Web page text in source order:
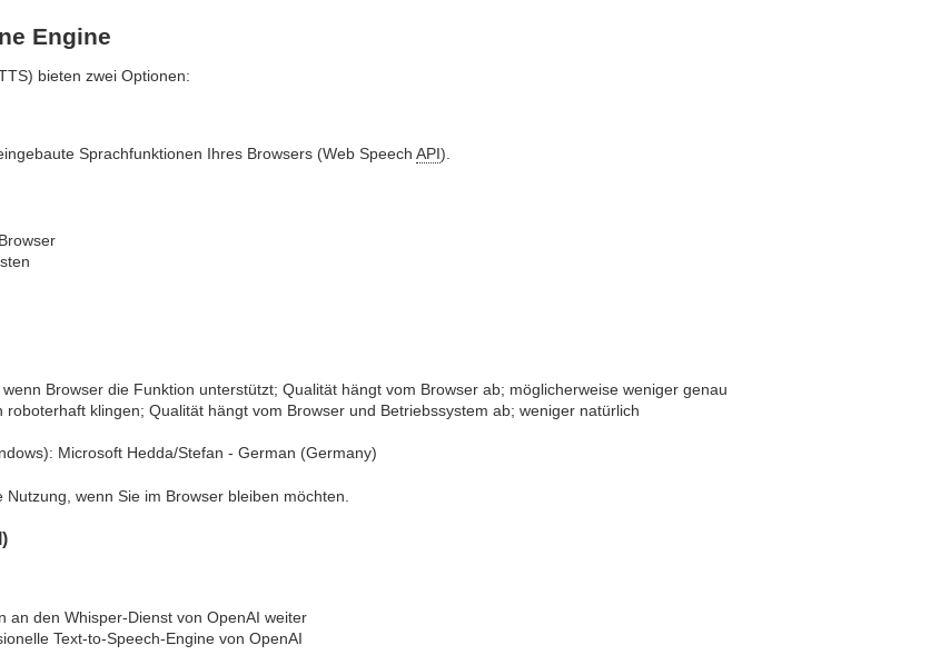
Engine
bieten zwei Optionen:
Sprachfunktionen Ihres Browsers (Web Speech API).
Browser die Funktion unterstützt; Qualität hängt vom Browser ab; möglicherweise weniger genau
roboterhaft klingen; Qualität hängt vom Browser und Betriebssystem ab; weniger natürlich
Microsoft Hedda/Stefan - German (Germany)
Nutzung, wenn Sie im Browser bleiben möchten.
an den Whisper-Dienst von OpenAI weiter
Text-to-Speech-Engine von OpenAI